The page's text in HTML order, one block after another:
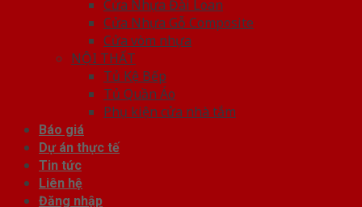
Cửa Nhựa Đài Loan
Cửa Nhựa Gỗ Composite
Cửa vòm nhựa
NỘI THẤT
Tủ Kệ Bếp
Tủ Quần Áo
Phụ kiện cửa nhà tắm
Báo giá
Dự án thực tế
Tin tức
Liên hệ
Đăng nhập